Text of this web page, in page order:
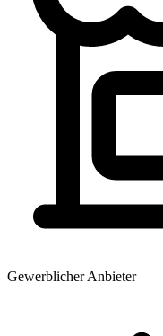
Gewerblicher Anbieter